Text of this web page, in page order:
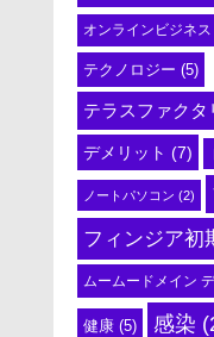
オンラインビジネス
テクノロジー (5)
テラスファクタ
デメリット (7)
ノートパソコン (2)
フィンジア初
ムームードメイン
健康 (5) 感染